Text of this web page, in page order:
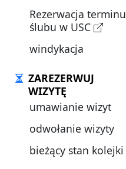
Rezerwacja terminu
ślubu w USC
windykacja
ZAREZERWUJ
WIZYTĘ
umawianie wizyt
odwołanie wizyty
bieżący stan kolejki